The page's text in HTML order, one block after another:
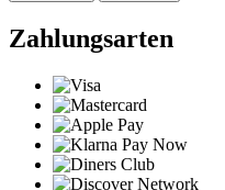
Zahlungsarten